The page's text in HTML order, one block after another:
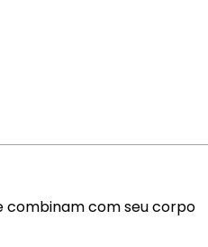
combinam com seu corpo